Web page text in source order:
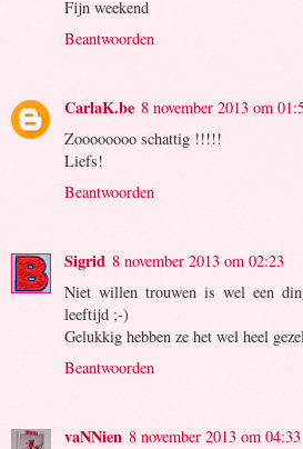
Fijn weekend
Beantwoorden
CarlaK.be 8 november 2013 om
Zoooooooo schattig !!!!!
Liefs!
Beantwoorden
Sigrid 8 november 2013 om 02:23
Niet willen trouwen is wel een
leeftijd ;-)
Gelukkig hebben ze het wel heel
Beantwoorden
vaNNien 8 november 2013 om 04:33